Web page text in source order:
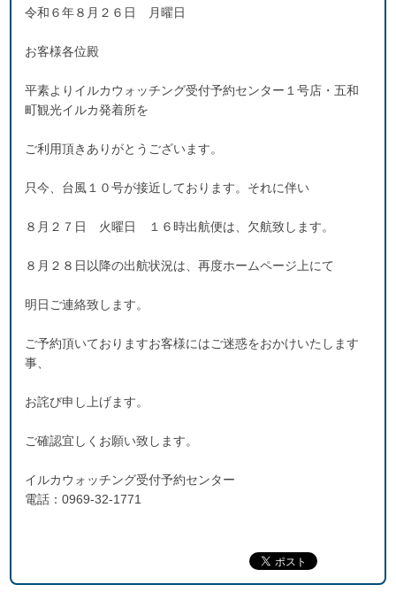
令和６年８月２６日 月曜日
お客様各位殿
平素よりイルカウォッチング受付予約センター１号店・五和
町観光イルカ発着所を
ご利用頂きありがとうございます。
只今、台風１０号が接近しております。それに伴い
８月２７日 火曜日 １６時出航便は、欠航致します。
８月２８日以降の出航状況は、再度ホームページ上にて
明日ご連絡致します。
ご予約頂いておりますお客様にはご迷惑をおかけいたします
事、
お詫び申し上げます。
ご確認宜しくお願い致します。
イルカウォッチング受付予約センター
電話：0969-32-1771